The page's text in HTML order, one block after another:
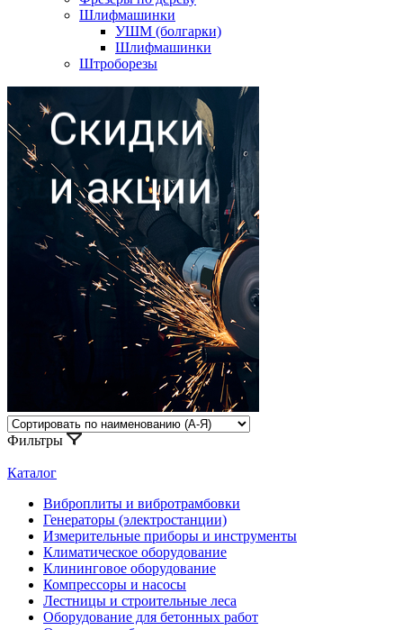
Шлифмашинки
УШМ (болгарки)
Шлифмашинки
Штроборезы
Фильтры
Каталог
Виброплиты и вибротрамбовки
Генераторы (электростанции)
Измерительные приборы и инструменты
Климатическое оборудование
Клининговое оборудование
Компрессоры и насосы
Лестницы и строительные леса
Оборудование для бетонных работ